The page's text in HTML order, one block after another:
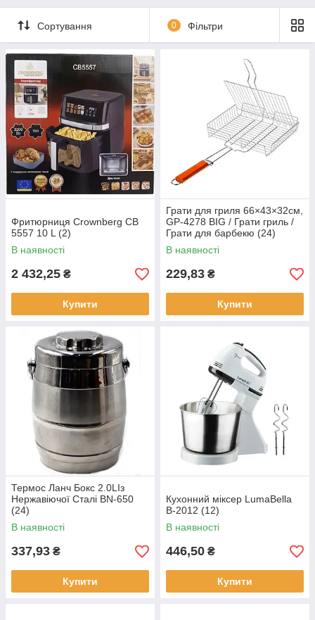
Косметика
Органайзери
Пояси для схуднення
Сортування 0 Фільтри
Фритюрниця Crownberg CB
5557 10 L (2)
В наявності
2 432,25 ₴
Купити
Грати для гриля 66×43×32см,
GP-4278 BIG / Грати гриль /
Грати для барбекю (24)
В наявності
229,83 ₴
Купити
Термос Ланч Бокс 2.0LІз
Нержавіючої Сталі BN-650
(24)
В наявності
337,93 ₴
Купити
Кухонний міксер LumaBella
B-2012 (12)
В наявності
446,50 ₴
Купити